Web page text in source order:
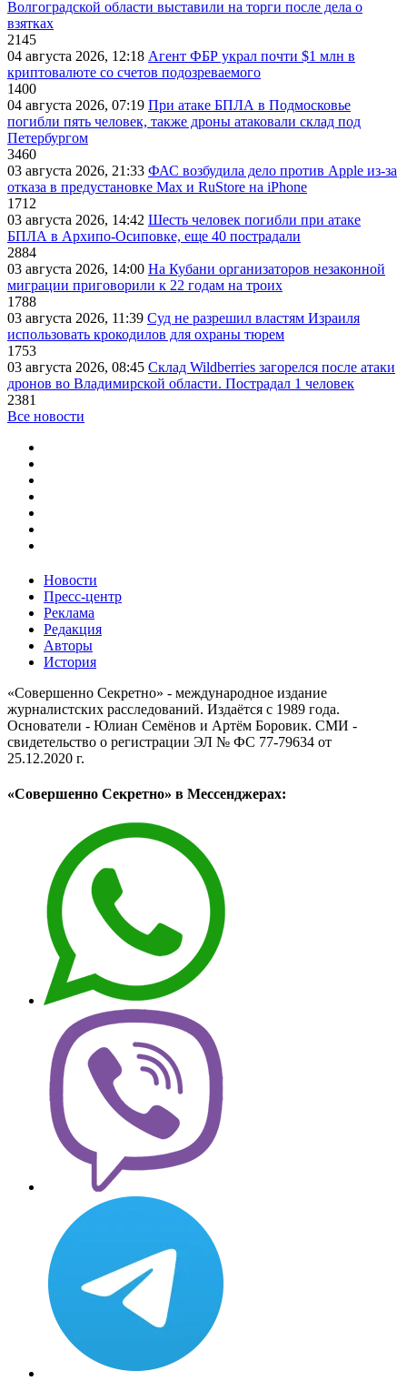
Волгоградской области выставили на торги после дела о
взятках
2145
04 августа 2026, 12:18 Агент ФБР украл почти $1 млн в
криптовалюте со счетов подозреваемого
1400
04 августа 2026, 07:19 При атаке БПЛА в Подмосковье
погибли пять человек, также дроны атаковали склад под
Петербургом
3460
03 августа 2026, 21:33 ФАС возбудила дело против Apple из-за
отказа в предустановке Max и RuStore на iPhone
1712
03 августа 2026, 14:42 Шесть человек погибли при атаке
БПЛА в Архипо-Осиповке, еще 40 пострадали
2884
03 августа 2026, 14:00 На Кубани организаторов незаконной
миграции приговорили к 22 годам на троих
1788
03 августа 2026, 11:39 Суд не разрешил властям Израиля
использовать крокодилов для охраны тюрем
1753
03 августа 2026, 08:45 Склад Wildberries загорелся после атаки
дронов во Владимирской области. Пострадал 1 человек
2381
Все новости
Новости
Пресс-центр
Реклама
Редакция
Авторы
История
«Совершенно Секретно» - международное издание
журналистских расследований. Издаётся с 1989 года.
Основатели - Юлиан Семёнов и Артём Боровик. CМИ -
свидетельство о регистрации ЭЛ № ФС 77-79634 от
25.12.2020 г.
«Совершенно Секретно» в Мессенджерах: